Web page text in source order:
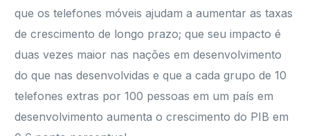
que os telefones móveis ajudam a aumentar as taxas
de crescimento de longo prazo; que seu impacto é
duas vezes maior nas nações em desenvolvimento
do que nas desenvolvidas e que a cada grupo de 10
telefones extras por 100 pessoas em um país em
desenvolvimento aumenta o crescimento do PIB em